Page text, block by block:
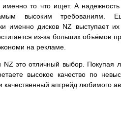
то что ищет. А надежность
высоким требованиям.
именно дисков NZ выступает
из-за больших объёмов
на рекламе.
NZ это отличный выбор. Покупая
высокое качество по
качественный апгрейд любимого